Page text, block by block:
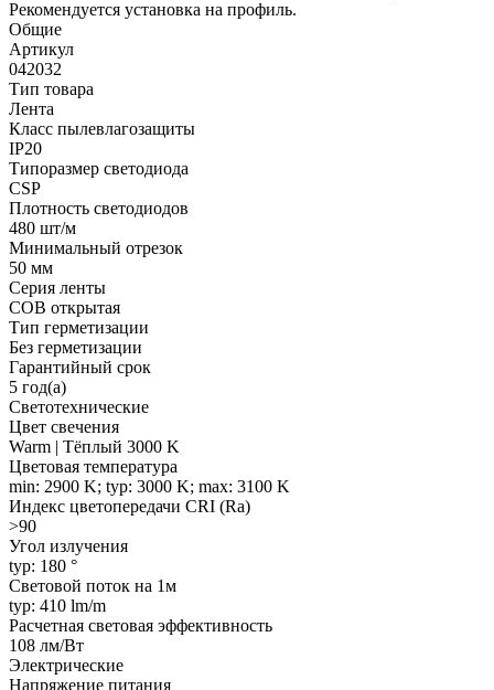
Рекомендуется установка на профиль.
Общие
Артикул
042032
Тип товара
Лента
Класс пылевлагозащиты
IP20
Типоразмер светодиода
CSP
Плотность светодиодов
480 шт/м
Минимальный отрезок
50 мм
Серия ленты
COB открытая
Тип герметизации
Без герметизации
Гарантийный срок
5 год(а)
Светотехнические
Цвет свечения
Warm | Тёплый 3000 K
Цветовая температура
min: 2900 K; typ: 3000 K; max: 3100 K
Индекс цветопередачи CRI (Ra)
>90
Угол излучения
typ: 180 °
Световой поток на 1м
typ: 410 lm/m
Расчетная световая эффективность
108 лм/Вт
Электрические
Напряжение питания